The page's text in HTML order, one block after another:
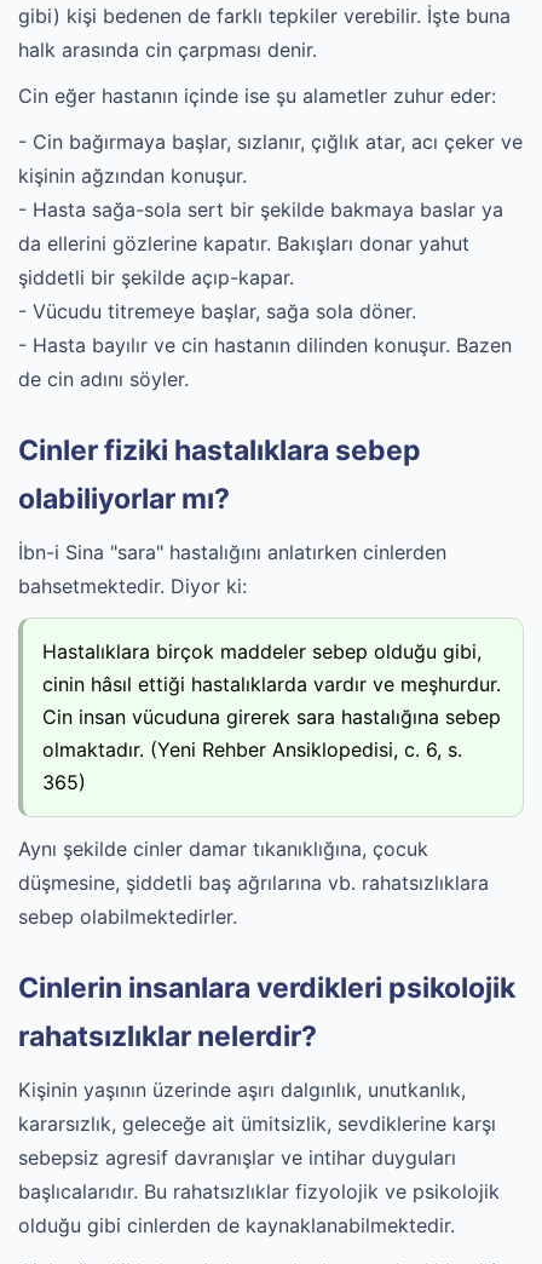
gibi) kişi bedenen de farklı tepkiler verebilir. İşte buna
halk arasında cin çarpması denir.
Cin eğer hastanın içinde ise şu alametler zuhur eder:
- Cin bağırmaya başlar, sızlanır, çığlık atar, acı çeker ve
kişinin ağzından konuşur.
- Hasta sağa-sola sert bir şekilde bakmaya baslar ya
da ellerini gözlerine kapatır. Bakışları donar yahut
şiddetli bir şekilde açıp-kapar.
- Vücudu titremeye başlar, sağa sola döner.
- Hasta bayılır ve cin hastanın dilinden konuşur. Bazen
de cin adını söyler.
Cinler fiziki hastalıklara sebep
olabiliyorlar mı?
İbn-i Sina "sara" hastalığını anlatırken cinlerden
bahsetmektedir. Diyor ki:
Hastalıklara birçok maddeler sebep olduğu gibi,
cinin hâsıl ettiği hastalıklarda vardır ve meşhurdur.
Cin insan vücuduna girerek sara hastalığına sebep
olmaktadır. (Yeni Rehber Ansiklopedisi, c. 6, s.
365)
Aynı şekilde cinler damar tıkanıklığına, çocuk
düşmesine, şiddetli baş ağrılarına vb. rahatsızlıklara
sebep olabilmektedirler.
Cinlerin insanlara verdikleri psikolojik
rahatsızlıklar nelerdir?
Kişinin yaşının üzerinde aşırı dalgınlık, unutkanlık,
kararsızlık, geleceğe ait ümitsizlik, sevdiklerine karşı
sebepsiz agresif davranışlar ve intihar duyguları
başlıcalarıdır. Bu rahatsızlıklar fizyolojik ve psikolojik
olduğu gibi cinlerden de kaynaklanabilmektedir.